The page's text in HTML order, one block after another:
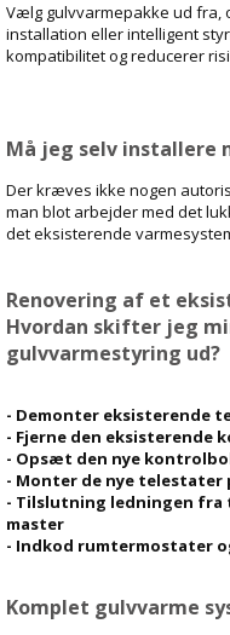
Vælg gulvvarmepakke ud fra,
installation eller intelligent
kompatibilitet og reducerer
Må jeg selv installere
Der kræves ikke nogen
man blot arbejder med det
det eksisterende
Renovering af et
Hvordan skifter jeg
gulvvarmestyring ud?
- Demonter eksisterende
- Fjerne den eksisterende
- Opsæt den nye
- Monter de nye
- Tilslutning ledningen
master
- Indkod rumtermostater
Komplet gulvvarme